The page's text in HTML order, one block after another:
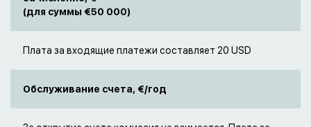
(для суммы €50 000)
Плата за входящие платежи составляет 20 USD
Обслуживание счета, €/год